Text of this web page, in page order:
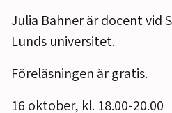
Julia Bahner är docent vid
Lunds universitet.
Föreläsningen är gratis.
16 oktober, kl. 18.00-20.00